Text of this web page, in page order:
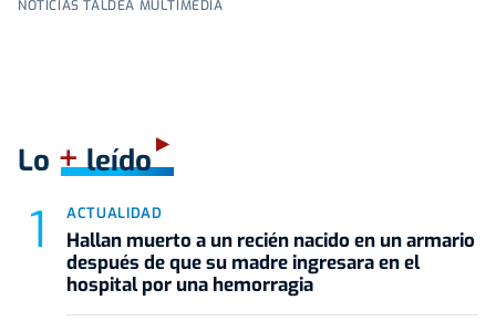
NOTICIAS TALDEA MULTIMEDIA
Lo +leído
ACTUALIDAD
Hallan muerto a un recién nacido en un armario
después de que su madre ingresara en el
hospital por una hemorragia